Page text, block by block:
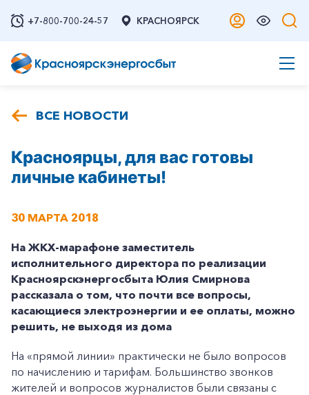
+7-800-700-24-57 КРАСНОЯРСК
ВСЕ НОВОСТИ
Красноярцы, для вас готовы
личные кабинеты!
30 МАРТА 2018
На ЖКХ-марафоне заместитель
исполнительного директора по реализации
Красноярскэнергосбыта Юлия Смирнова
рассказала о том, что почти все вопросы,
касающиеся электроэнергии и ее оплаты, можно
решить, не выходя из дома
На «прямой линии» практически не было вопросов
по начислению и тарифам. Большинство звонков
жителей и вопросов журналистов были связаны с